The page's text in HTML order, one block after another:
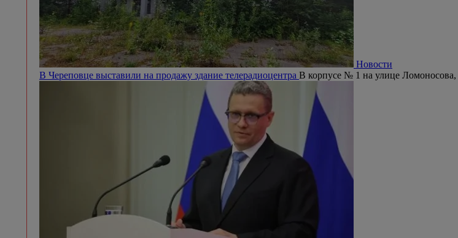
Новости
В Череповце выставили на продажу здание телерадиоцентра В корпусе № 1 на улице Ломоносова,